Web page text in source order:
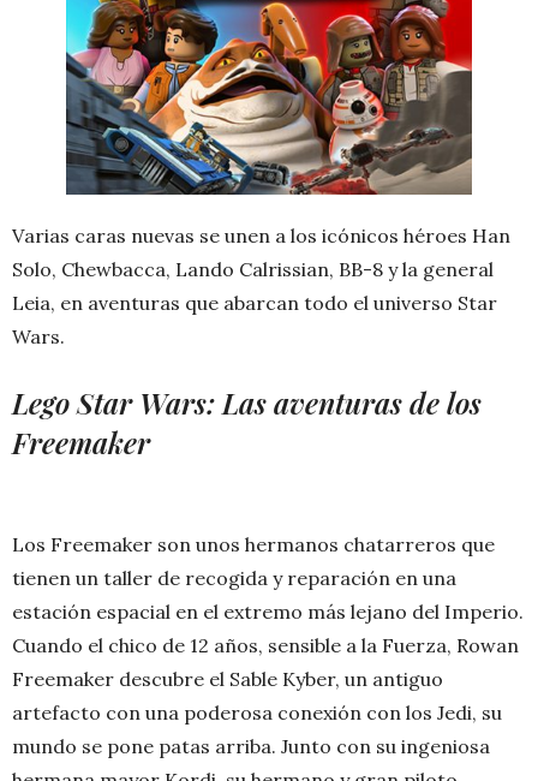
Varias caras nuevas se unen a los icónicos héroes Han
Solo, Chewbacca, Lando Calrissian, BB-8 y la general
Leia, en aventuras que abarcan todo el universo Star
Wars.
Lego Star Wars: Las aventuras de los
Freemaker
Los Freemaker son unos hermanos chatarreros que
tienen un taller de recogida y reparación en una
estación espacial en el extremo más lejano del Imperio.
Cuando el chico de 12 años, sensible a la Fuerza, Rowan
Freemaker descubre el Sable Kyber, un antiguo
artefacto con una poderosa conexión con los Jedi, su
mundo se pone patas arriba. Junto con su ingeniosa